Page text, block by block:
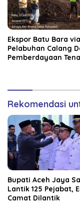
‎Ekspor Batu Bara via
Pelabuhan Calang
Pemberdayaan
Rekomendasi
Bupati Aceh Jaya
Lantik 125 Pejabat,
Camat Dilantik